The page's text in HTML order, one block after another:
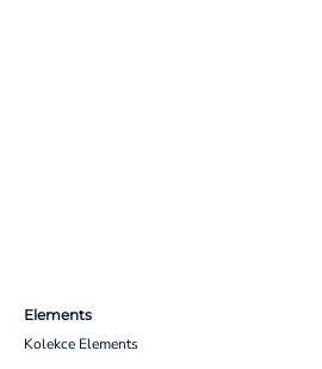
Elements
Kolekce Elements